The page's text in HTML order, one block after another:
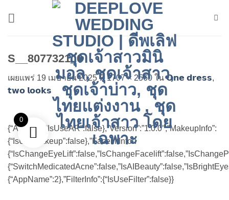
S__8077321_0
เผยแพร่ 19 เมษายน 2025ที่1707 × 2560 ใน𝗢𝗻𝗲 𝗱𝗿𝗲𝘀𝘀,
𝘁𝘄𝗼 𝗹𝗼𝗼𝗸𝘀
{“ARInfo”:{“IsUseAR”:false},”Version”:”1.0.0″,”MakeupInfo”:
{“IsUseMakeup”:false},”FaceliftInfo”:
{“AppName”:2},”FilterInfo”:{“IsUseFilter”:false}}
0